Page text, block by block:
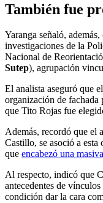
También fue
Yaranga señaló,
investigaciones de la
Nacional de
Sutep), agrupación
El analista aseguró que el
organización de
que Tito Rojas fue
Además, recordó que el
Castillo, se asoció a
que encabezó una
Al respecto, indicó que
antecedentes de
condición dar la cara